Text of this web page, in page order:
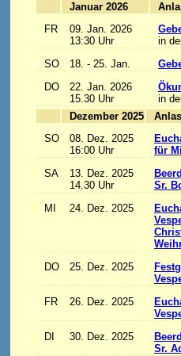
Januar 2026
FR
09. Jan. 2026
13:30 Uhr
in
SO
18. - 25. Jan.
DO
22. Jan. 2026
15.30 Uhr
in
Dezember 2025
SO
08. Dez. 2025
16:00 Uhr
für
SA
13. Dez. 2025
14.30 Uhr
Sr.
MI
24. Dez. 2025
DO
25. Dez. 2025
FR
26. Dez. 2025
DI
30. Dez. 2025
Sr.